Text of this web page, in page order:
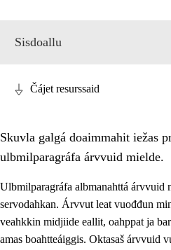
Sisdoallu
1. Oahpahusa árvovuođđu
Čájet resurssaid
Skuvla galgá doaimmahit iežas
ulbmilparagráfa árvvuid mielde.
Ulbmilparagráfa albmanahttá árvvuid
servodahkan. Árvvut leat vuođđun
veahkkin midjiide eallit, oahppat ja
amas boahtteáiggis. Oktasaš árvvuid